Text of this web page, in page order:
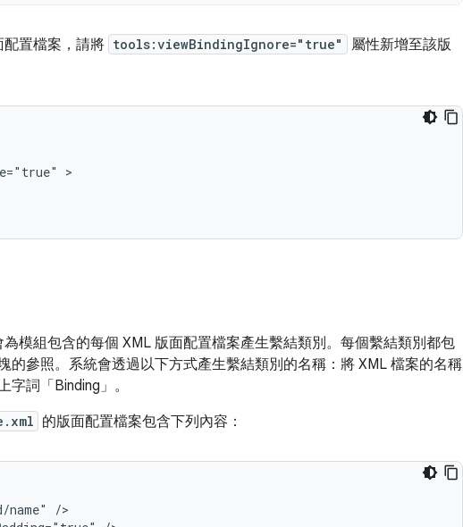
置檔案，請將 tools:viewBindingIgnore="true"
屬性新增至該版
模組包含的每個 XML 版面配置檔案產生繫結類別。每個繫結類別都包
的參照。系統會透過以下方式產生繫結類別的名稱：將 XML 檔案的名稱
詞「Binding」。
的版面配置檔案包含下列內容：